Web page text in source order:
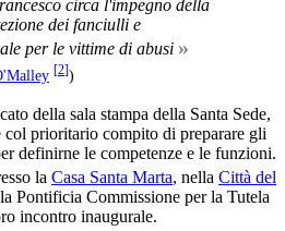
circa l'impegno della
dei fanciulli e
per le vittime di abusi »
[2])
della sala stampa della Santa Sede,
col prioritario compito di preparare gli
definirne le competenze e le funzioni.
la Casa Santa Marta, nella Città del
Pontificia Commissione per la Tutela
incontro inaugurale.